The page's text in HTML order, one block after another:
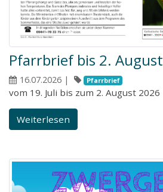
Pfarrbrief bis 2. August
16.07.2026 | Pfarrbrief
vom 19. Juli bis zum 2. August 2026
Weiterlesen